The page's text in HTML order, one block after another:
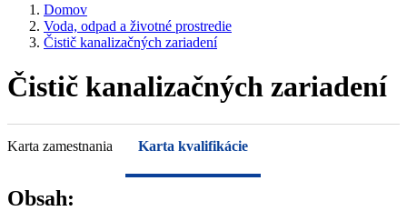
Domov
Voda, odpad a životné prostredie
Čistič kanalizačných zariadení
Čistič kanalizačných zariadení
Karta zamestnania Karta kvalifikácie
Obsah: